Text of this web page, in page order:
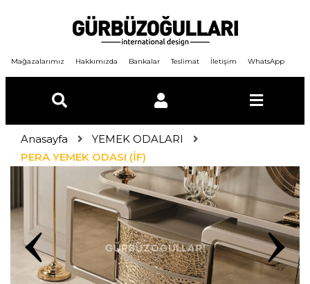
Mağazalarımız Hakkımızda Bankalar Teslimat İletişim WhatsApp
E-Posta
Şifre
GİRİŞ YAP
ÜYE OL
Anasayfa
YEMEK ODALARI
PERA YEMEK ODASI (İF)